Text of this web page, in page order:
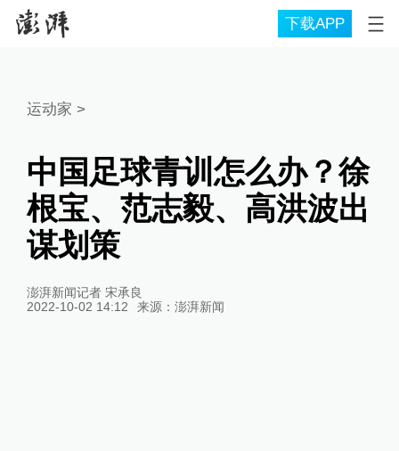
下载APP
运动家 >
中国足球青训怎么办？徐
根宝、范志毅、高洪波出
谋划策
澎湃新闻记者 宋承良
2022-10-02 14:12
来源： 澎湃新闻